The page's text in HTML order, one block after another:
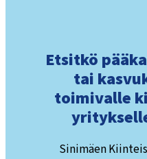
Etsitkö
tai
toimivalle
Sinimäen